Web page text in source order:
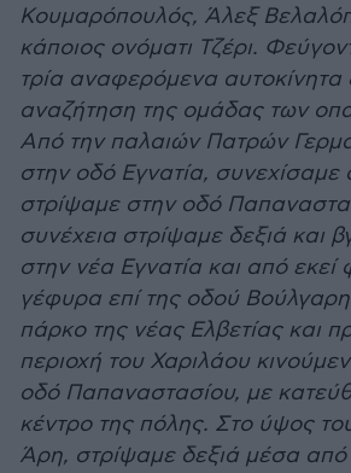
Κουμαρόπουλός, Άλεξ
κάποιος ονόματι Τζέρι.
τρία αναφερόμενα αυτοκίνητα
αναζήτηση της ομάδας των
Από την παλαιών Πατρών
στην οδό Εγνατία, συνεχίσαμε
στρίψαμε στην οδό
συνέχεια στρίψαμε δεξιά και
στην νέα Εγνατία και από
γέφυρα επί της οδού
πάρκο της νέας Ελβετίας και
περιοχή του Χαριλάου
οδό Παπαναστασίου, με
κέντρο της πόλης. Στο ύψος
Άρη, στρίψαμε δεξιά μέσα από